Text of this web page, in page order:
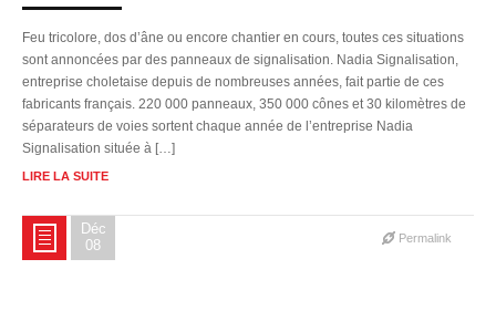
Feu tricolore, dos d’âne ou encore chantier en cours, toutes ces situations
sont annoncées par des panneaux de signalisation. Nadia Signalisation,
entreprise choletaise depuis de nombreuses années, fait partie de ces
fabricants français. 220 000 panneaux, 350 000 cônes et 30 kilomètres de
séparateurs de voies sortent chaque année de l’entreprise Nadia
Signalisation située à […]
LIRE LA SUITE
Déc
08
Permalink